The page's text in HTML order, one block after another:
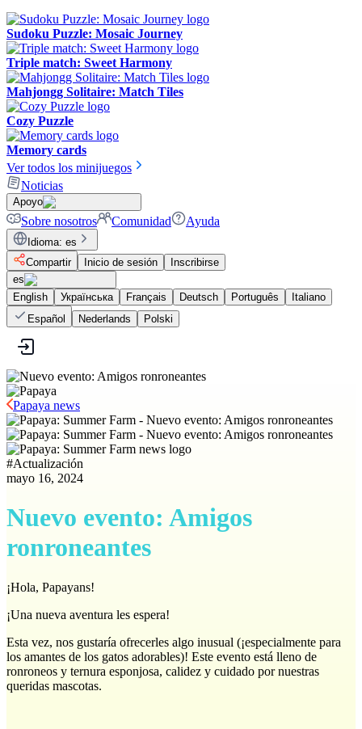
Sudoku Puzzle: Mosaic Journey
Triple match: Sweet Harmony
Mahjongg Solitaire: Match Tiles
Cozy Puzzle
Memory cards
Ver todos los minijuegos
Noticias
Apoyo
Sobre nosotros Comunidad Ayuda
Idioma: es
Compartir
Inicio de sesión
Inscribirse
es
English
Українська Français Deutsch Português
Italiano
Español
Nederlands Polski
Papaya news
#Actualización
mayo 16, 2024
Nuevo evento: Amigos
ronroneantes
¡Hola, Papayans!
¡Una nueva aventura les espera!
Esta vez, nos gustaría ofrecerles algo inusual (¡especialmente para
los amantes de los gatos adorables)! Este evento está lleno de
ronroneos y ternura esponjosa, calidez y cuidado por nuestras
queridas mascotas.